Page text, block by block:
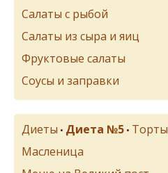
Салаты с рыбой
Салаты из сыра и яиц
Фруктовые салаты
Соусы и заправки
Диеты • Диета №5 • Торты
Масленица